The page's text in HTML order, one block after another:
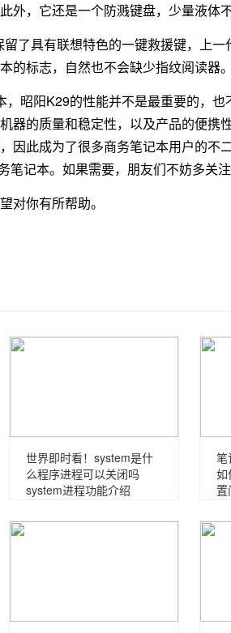
外，它还是一个防溅键盘，少量液体
了具有联想特色的一键救援键，上
的标志，自然也不会缺少指纹阅读器。
，昭阳K29的性能并不是最重要的，
器的质量和稳定性，以及产品的便携
因此成为了很多商务笔记本用户的不
记本。如果需要，朋友们不妨多关注
对你有所帮助。
世界即时看！system是什
么程序进程可以关闭吗
system进程功能介绍
笔
如